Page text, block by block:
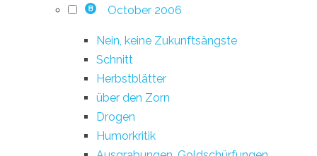
8 October 2006
Nein, keine Zukunftsängste
Schnitt
Herbstblätter
über den Zorn
Drogen
Humorkritik